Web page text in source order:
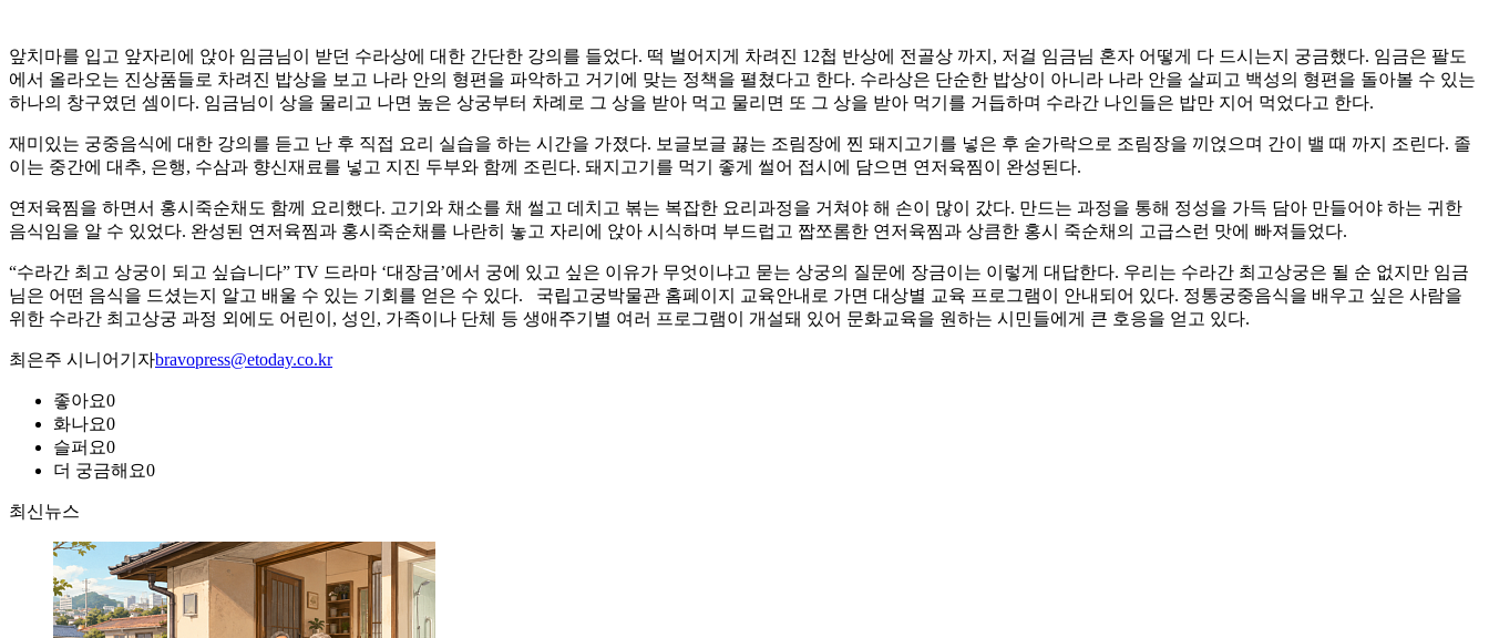
앞치마를 입고 앞자리에 앉아 임금님이 받던 수라상에 대한 간단한 강의를 들었다. 떡 벌어지게 차려진 12첩 반상에 전골상 까지, 저걸 임금님 혼자 어떻게 다 드시는지 궁금했다. 임금은 팔도
에서 올라오는 진상품들로 차려진 밥상을 보고 나라 안의 형편을 파악하고 거기에 맞는 정책을 펼쳤다고 한다. 수라상은 단순한 밥상이 아니라 나라 안을 살피고 백성의 형편을 돌아볼 수 있는
하나의 창구였던 셈이다. 임금님이 상을 물리고 나면 높은 상궁부터 차례로 그 상을 받아 먹고 물리면 또 그 상을 받아 먹기를 거듭하며 수라간 나인들은 밥만 지어 먹었다고 한다.
재미있는 궁중음식에 대한 강의를 듣고 난 후 직접 요리 실습을 하는 시간을 가졌다. 보글보글 끓는 조림장에 찐 돼지고기를 넣은 후 숟가락으로 조림장을 끼얹으며 간이 밸 때 까지 조린다. 졸
이는 중간에 대추, 은행, 수삼과 향신재료를 넣고 지진 두부와 함께 조린다. 돼지고기를 먹기 좋게 썰어 접시에 담으면 연저육찜이 완성된다.
연저육찜을 하면서 홍시죽순채도 함께 요리했다. 고기와 채소를 채 썰고 데치고 볶는 복잡한 요리과정을 거쳐야 해 손이 많이 갔다. 만드는 과정을 통해 정성을 가득 담아 만들어야 하는 귀한
음식임을 알 수 있었다. 완성된 연저육찜과 홍시죽순채를 나란히 놓고 자리에 앉아 시식하며 부드럽고 짭쪼롬한 연저육찜과 상큼한 홍시 죽순채의 고급스런 맛에 빠져들었다.
“수라간 최고 상궁이 되고 싶습니다” TV 드라마 ‘대장금’에서 궁에 있고 싶은 이유가 무엇이냐고 묻는 상궁의 질문에 장금이는 이렇게 대답한다. 우리는 수라간 최고상궁은 될 순 없지만 임금
님은 어떤 음식을 드셨는지 알고 배울 수 있는 기회를 얻은 수 있다. 국립고궁박물관 홈페이지 교육안내로 가면 대상별 교육 프로그램이 안내되어 있다. 정통궁중음식을 배우고 싶은 사람을
위한 수라간 최고상궁 과정 외에도 어린이, 성인, 가족이나 단체 등 생애주기별 여러 프로그램이 개설돼 있어 문화교육을 원하는 시민들에게 큰 호응을 얻고 있다.
최은주 시니어기자bravopress@etoday.co.kr
좋아요0
화나요0
슬퍼요0
더 궁금해요0
최신뉴스